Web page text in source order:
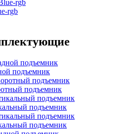
rgb
подъемник
подъемник
подъемник
подъемник